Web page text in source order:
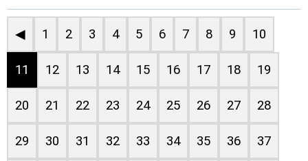
◀ 1 2 3 4 5 6 7 8 9 10
11 12 13 14 15 16 17 18 19
20 21 22 23 24 25 26 27 28
29 30 31 32 33 34 35 36 37